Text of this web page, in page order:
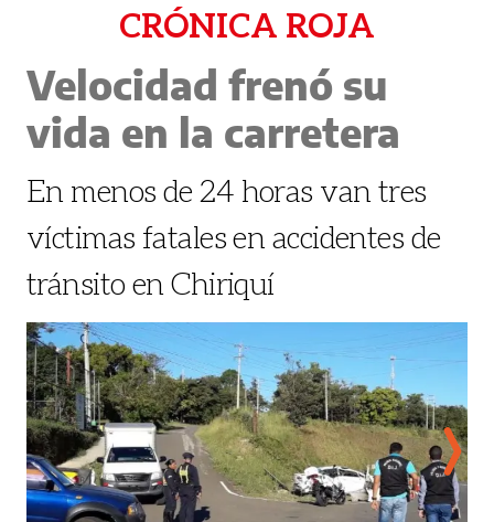
CRÓNICA ROJA
Velocidad frenó su
vida en la carretera
En menos de 24 horas van tres
víctimas fatales en accidentes de
tránsito en Chiriquí